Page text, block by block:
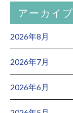
アーカイブ
2026年8月
2026年7月
2026年6月